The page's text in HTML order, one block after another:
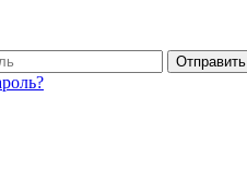
Отправить